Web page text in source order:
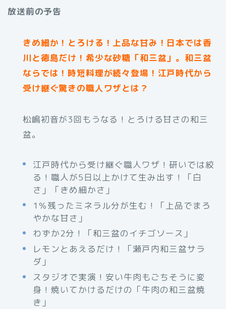
放送前の予告
きめ細か！とろける！上品な甘み！日本では香
川と徳島だけ！希少な砂糖「和三盆」。和三盆
ならでは！時短料理が続々登場！江戸時代から
受け継ぐ驚きの職人ワザとは？
松嶋初音が3回もうなる！とろける甘さの和三
盆。
江戸時代から受け継ぐ職人ワザ！研いでは絞
る！職人が5日以上かけて生み出す！「白
さ」「きめ細かさ」
1％残ったミネラル分が生む！「上品でまろ
やかな甘さ」
わずか2分！「和三盆のイチゴソース」
レモンとあえるだけ！「瀬戸内和三盆サラ
ダ」
スタジオで実演！安い牛肉もごちそうに変
身！焼いてかけるだけの「牛肉の和三盆焼
き」